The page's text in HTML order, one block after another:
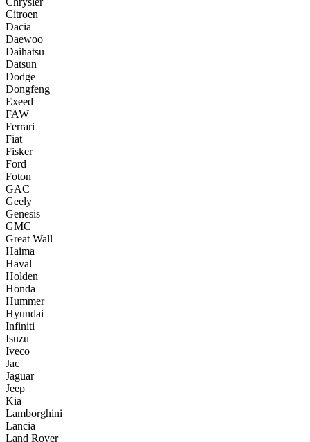
Citroen
Dacia
Daewoo
Daihatsu
Datsun
Dodge
Dongfeng
Exeed
FAW
Ferrari
Fiat
Fisker
Ford
Foton
GAC
Geely
Genesis
GMC
Great Wall
Haima
Haval
Holden
Honda
Hummer
Hyundai
Infiniti
Isuzu
Iveco
Jac
Jaguar
Jeep
Kia
Lamborghini
Lancia
Land Rover